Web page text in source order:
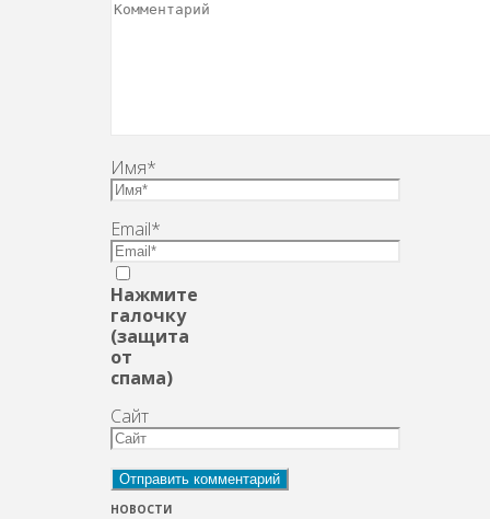
Имя*
Email*
Нажмите
галочку
(защита
от
спама)
Сайт
НОВОСТИ